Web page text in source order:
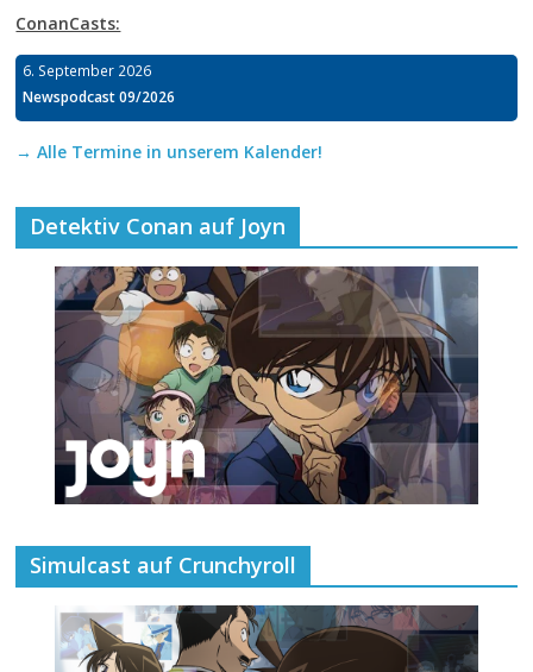
ConanCasts:
6. September 2026
Newspodcast 09/2026
→ Alle Termine in unserem Kalender!
Detektiv Conan auf Joyn
Simulcast auf Crunchyroll